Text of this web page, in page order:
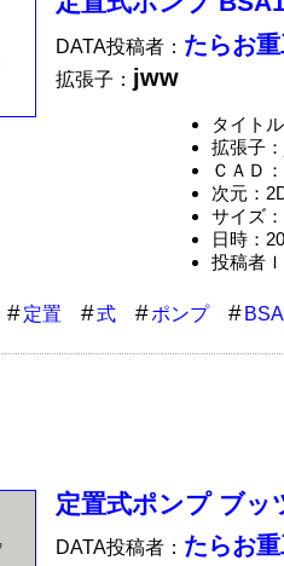
DATA投稿者： たらお
拡張子： jww
タイト
拡張子
ＣＡＤ
次元：
サイズ
日時：
投稿者Ｉ
定置 式 ポンプ BSA
定置式ポンプ ブッ
DATA投稿者： たらお